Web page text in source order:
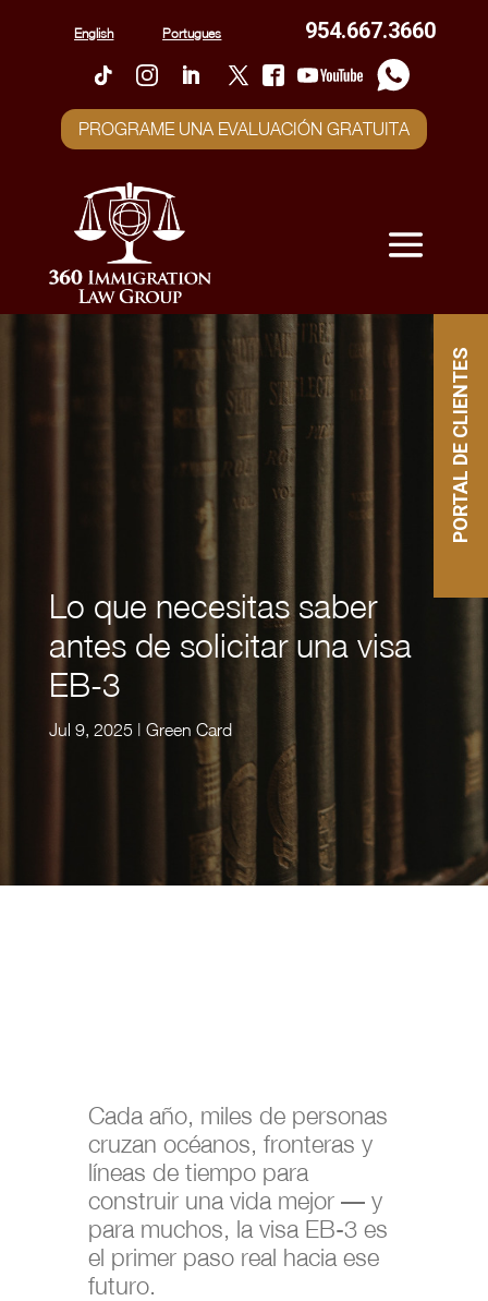
English Portugues 954.667.3660
PROGRAME UNA EVALUACIÓN GRATUITA
Lo que necesitas saber
antes de solicitar una visa
EB-3
Jul 9, 2025| Green Card
Cada año, miles de personas
cruzan océanos, fronteras y
líneas de tiempo para
construir una vida mejor — y
para muchos, la visa EB-3 es
el primer paso real hacia ese
futuro.
PORTAL DE CLIENTES